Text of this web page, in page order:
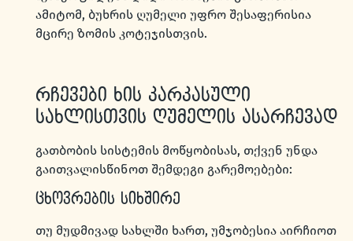
ამიტომ, ბუხრის ღუმელი უფრო შესაფერისია
მცირე ზომის კოტეჯისთვის.
რჩევები ხის კარკასული
სახლისთვის ღუმელის ასარჩევად
გათბობის სისტემის მოწყობისას, თქვენ უნდა
გაითვალისწინოთ შემდეგი გარემოებები:
ცხოვრების სიხშირე
თუ მუდმივად სახლში ხართ, უმჯობესია აირჩიოთ